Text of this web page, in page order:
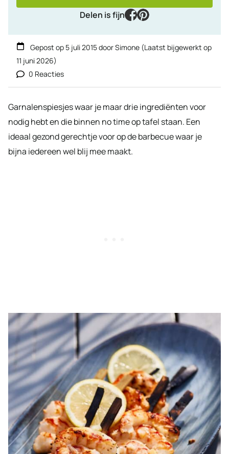
Delen is fijn
facebook
pinterest
Gepost op 5 juli 2015doorSimone (Laatst bijgewerkt op
11 juni 2026)
0 Reacties
Garnalenspiesjes waar je maar drie ingrediënten voor
nodig hebt en die binnen no time op tafel staan. Een
ideaal gezond gerechtje voor op de barbecue waar je
bijna iedereen wel blij mee maakt.